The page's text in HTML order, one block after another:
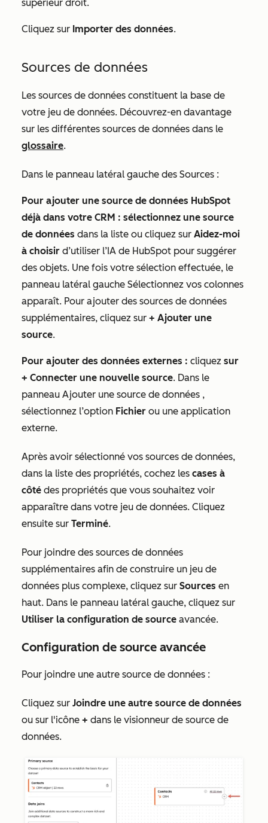
supérieur droit.
Cliquez sur Importer des données.
Sources de données
Les sources de données constituent la base de
votre jeu de données. Découvrez-en davantage
sur les différentes sources de données dans le
glossaire.
Dans le panneau latéral gauche des Sources :
Pour ajouter une source de données HubSpot
déjà dans votre CRM : sélectionnez une source
de données dans la liste ou cliquez sur Aidez-moi
à choisir d’utiliser l’IA de HubSpot pour suggérer
des objets. Une fois votre sélection effectuée, le
panneau latéral gauche Sélectionnez vos colonnes
apparaît. Pour ajouter des sources de données
supplémentaires, cliquez sur + Ajouter une
source.
Pour ajouter des données externes : cliquez sur
+ Connecter une nouvelle source. Dans le
panneau Ajouter une source de données ,
sélectionnez l’option Fichier ou une application
externe.
Après avoir sélectionné vos sources de données,
dans la liste des propriétés, cochez les cases à
côté des propriétés que vous souhaitez voir
apparaître dans votre jeu de données. Cliquez
ensuite sur Terminé.
Pour joindre des sources de données
supplémentaires afin de construire un jeu de
données plus complexe, cliquez sur Sources en
haut. Dans le panneau latéral gauche, cliquez sur
Utiliser la configuration de source avancée.
Configuration de source avancée
Pour joindre une autre source de données :
Cliquez sur Joindre une autre source de données
ou sur l'icône + dans le visionneur de source de
données.